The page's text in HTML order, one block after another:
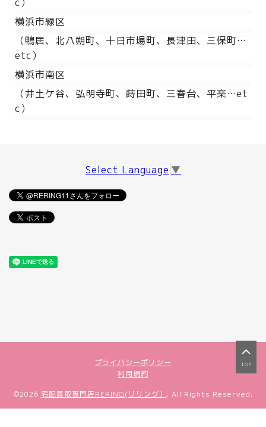
横浜市緑区
（鴨居、北八朔町、十日市場町、長津田、三保町…
etc）
横浜市南区
（井土ケ谷、弘明寺町、蒔田町、三春台、平楽…et
c）
Select Language ▼
プライバシーポリシー
利用規約
TOP
©2026 宅配買取専門店RERING(リリング） . All Rights Reserved.